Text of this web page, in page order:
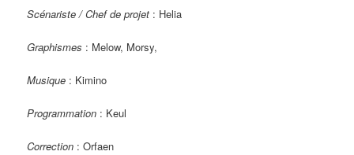
Scénariste / Chef de projet : Helia
Graphismes : Melow, Morsy,
Musique : Kimino
Programmation : Keul
Correction : Orfaen